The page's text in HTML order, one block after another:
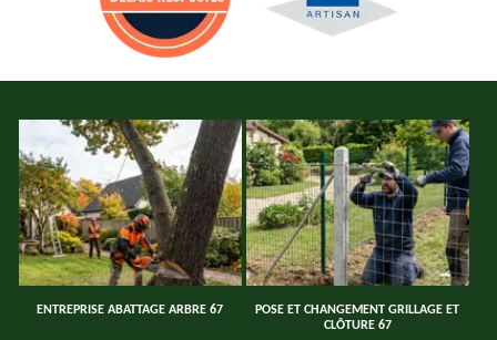
ENTREPRISE ABATTAGE ARBRE 67
POSE ET CHANGEMENT GRILLAGE ET
CLÔTURE 67